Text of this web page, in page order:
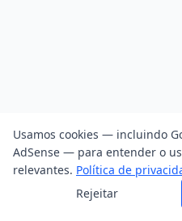
Usamos cookies — incluindo
AdSense — para entender o
relevantes. Política de
Rejeitar